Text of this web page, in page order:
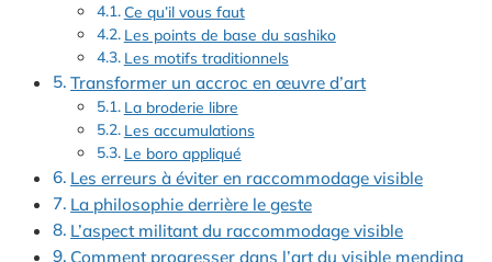
Ce qu’il vous faut
Les points de base du sashiko
Les motifs traditionnels
Transformer un accroc en œuvre d’art
La broderie libre
Les accumulations
Le boro appliqué
Les erreurs à éviter en raccommodage visible
La philosophie derrière le geste
L’aspect militant du raccommodage visible
Comment progresser dans l’art du visible mending